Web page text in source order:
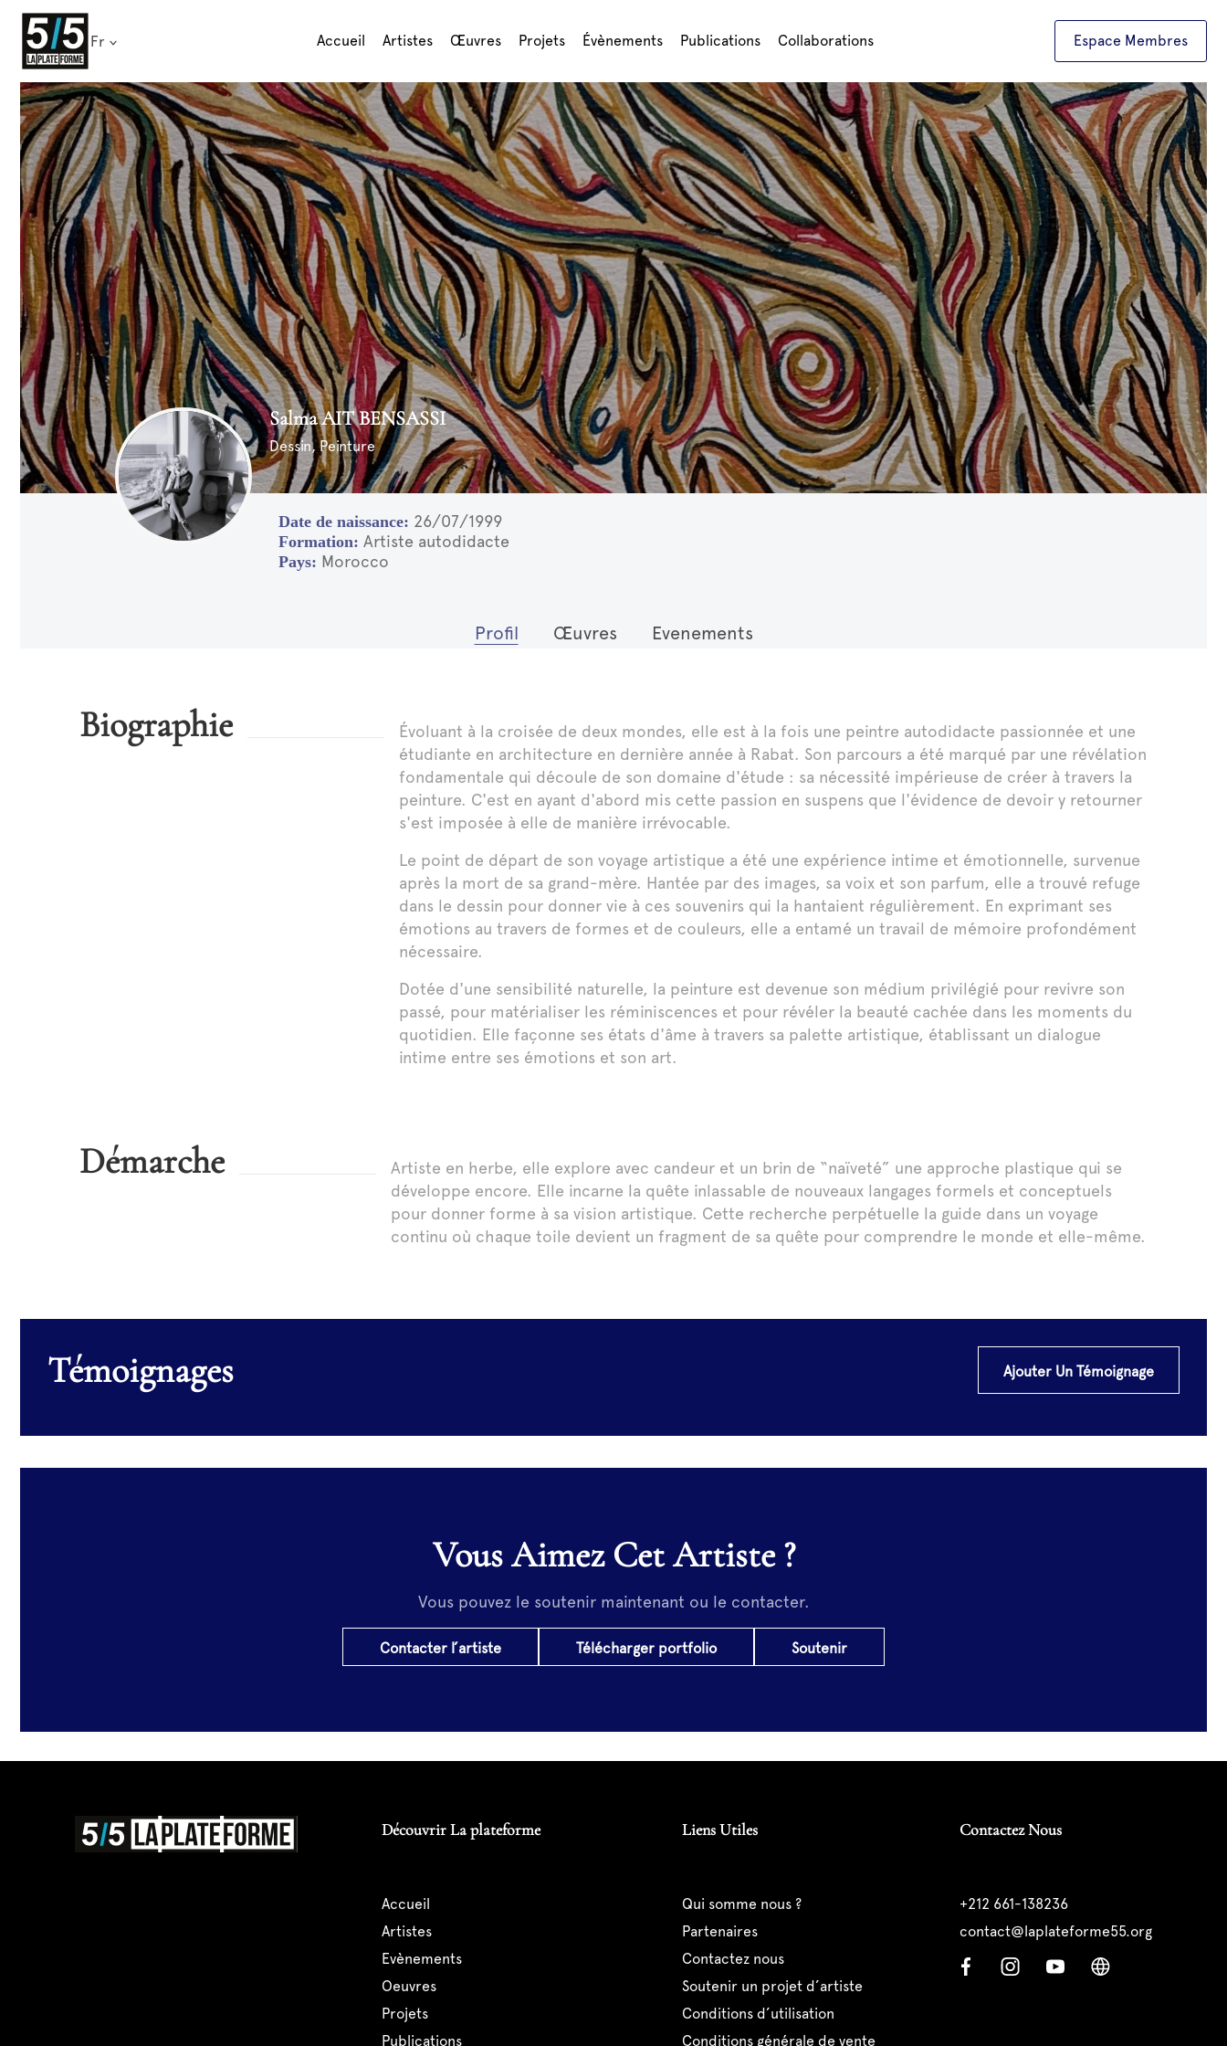
Skip
content
Fr Accueil Artistes Œuvres Projets Évènements Publications Collaborations Espace Membres
Salma AIT BENSASSI
Dessin, Peinture
26/07/1999
Artiste autodidacte
Morocco
Profil Œuvres Evenements
Biographie
Évoluant à la croisée de deux mondes, elle est à la fois une peintre autodidacte passionnée et une
étudiante en architecture en dernière année à Rabat. Son parcours a été marqué par une révélation
fondamentale qui découle de son domaine d'étude : sa nécessité impérieuse de créer à travers la
peinture. C'est en ayant d'abord mis cette passion en suspens que l'évidence de devoir y retourner
s'est imposée à elle de manière irrévocable.
Le point de départ de son voyage artistique a été une expérience intime et émotionnelle, survenue
après la mort de sa grand-mère. Hantée par des images, sa voix et son parfum, elle a trouvé refuge
dans le dessin pour donner vie à ces souvenirs qui la hantaient régulièrement. En exprimant ses
émotions au travers de formes et de couleurs, elle a entamé un travail de mémoire profondément
nécessaire.
Dotée d'une sensibilité naturelle, la peinture est devenue son médium privilégié pour revivre son
passé, pour matérialiser les réminiscences et pour révéler la beauté cachée dans les moments du
quotidien. Elle façonne ses états d'âme à travers sa palette artistique, établissant un dialogue
intime entre ses émotions et son art.
Démarche
Artiste en herbe, elle explore avec candeur et un brin de “naïveté” une approche plastique qui se
développe encore. Elle incarne la quête inlassable de nouveaux langages formels et conceptuels
pour donner forme à sa vision artistique. Cette recherche perpétuelle la guide dans un voyage
continu où chaque toile devient un fragment de sa quête pour comprendre le monde et elle-même.
Témoignages Ajouter Un Témoignage
Vous Aimez Cet Artiste ?
Vous pouvez le soutenir maintenant ou le contacter.
Contacter l’artiste Télécharger portfolio Soutenir
Découvrir La plateforme
accueil
artistes
evènements
oeuvres
projets
publications
Liens Utiles
qui somme nous ?
partenaires
contactez nous
soutenir un projet d’artiste
conditions d’utilisation
conditions générale de vente
Contactez Nous
+212 661-138236
contact@laplateforme55.org